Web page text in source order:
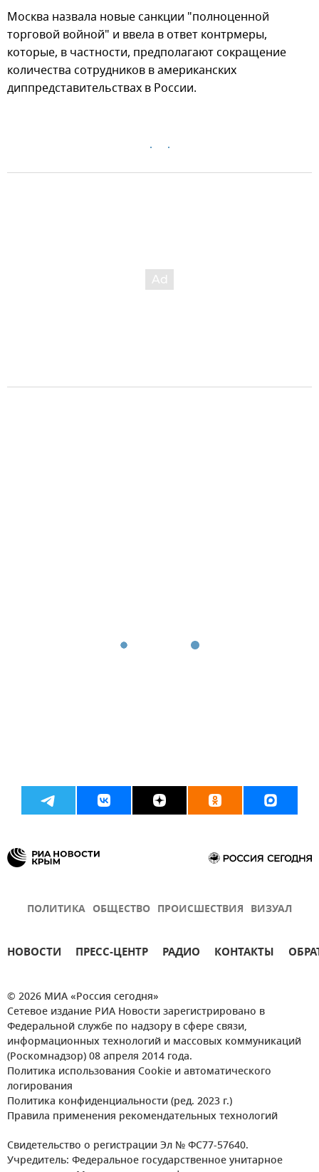
Москва назвала новые санкции "полноценной
торговой войной" и ввела в ответ контрмеры,
которые, в частности, предполагают сокращение
количества сотрудников в американских
диппредставительствах в России.
ПОЛИТИКА ОБЩЕСТВО ПРОИСШЕСТВИЯ ВИЗУАЛ
НОВОСТИ ПРЕСС-ЦЕНТР РАДИО КОНТАКТЫ
© 2026 МИА «Россия сегодня»
Сетевое издание РИА Новости зарегистрировано в
Федеральной службе по надзору в сфере связи,
информационных технологий и массовых коммуникаций
(Роскомнадзор) 08 апреля 2014 года.
Политика использования Cookie и автоматического
логирования
Политика конфиденциальности (ред. 2023 г.)
Правила применения рекомендательных технологий
Свидетельство о регистрации Эл № ФС77-57640.
Учредитель: Федеральное государственное унитарное